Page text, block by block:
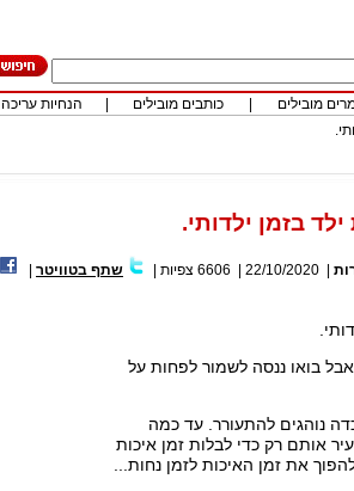
מובילים כותבים מובילים הנחיות עריכה
בזמן ילדותי.
22/10/2020
6606 צפיות שתף בטוויטר
בואו ננסה לשמור לפחות על
נוהגים להתעורר. עד כמה
אותם רק כדי לבלות זמן איכות
את זמן האיכות לזמן נחות...